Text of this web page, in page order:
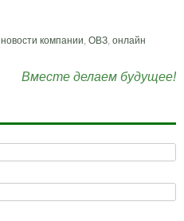
новости компании, ОВЗ, онлайн
Вместе делаем будущее!